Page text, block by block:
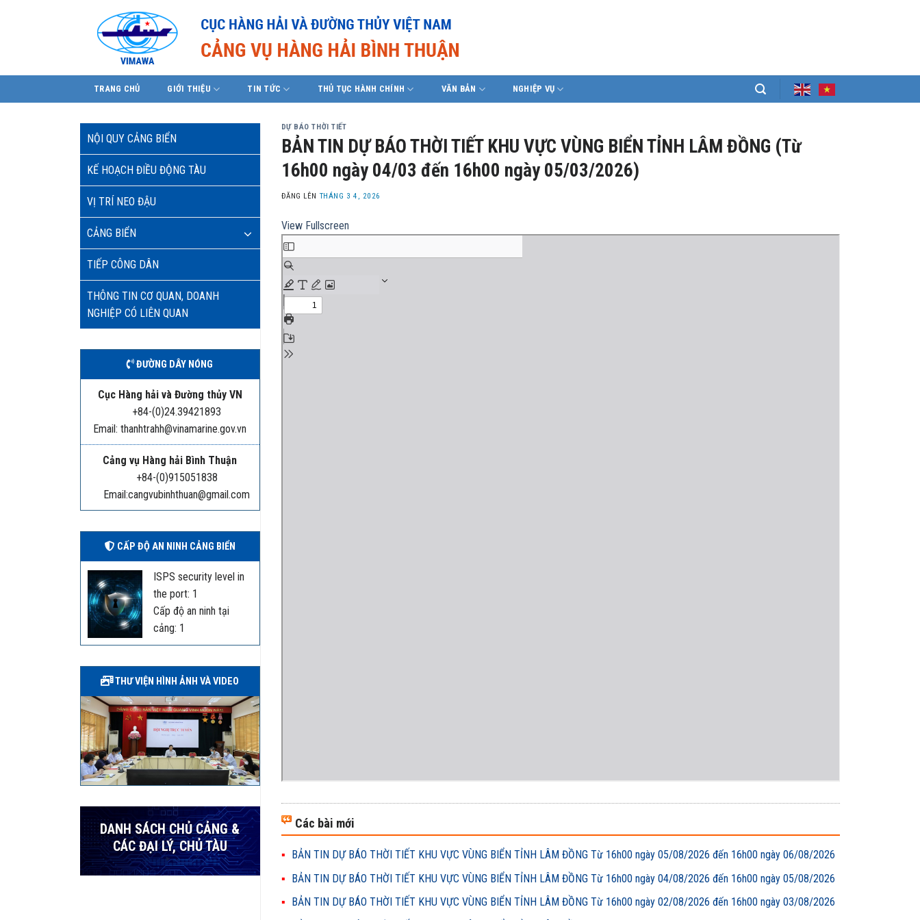
TRANG CHỦ GIỚI THIỆU TIN TỨC THỦ TỤC HÀNH CHÍNH VĂN BẢN NGHIỆP VỤ
NỘI QUY CẢNG BIỂN
KẾ HOẠCH ĐIỀU ĐỘNG TÀU
VỊ TRÍ NEO ĐẬU
CẢNG BIỂN
TIẾP CÔNG DÂN
THÔNG TIN CƠ QUAN, DOANH
NGHIỆP CÓ LIÊN QUAN
ĐƯỜNG DÂY NÓNG
Cục Hàng hải và Đường thủy VN
+84-(0)24.39421893
Email: thanhtrahh@vinamarine.gov.vn
Cảng vụ Hàng hải Bình Thuận
+84-(0)915051838
Email:cangvubinhthuan@gmail.com
CẤP ĐỘ AN NINH CẢNG BIỂN
ISPS security level in
the port: 1
Cấp độ an ninh tại
cảng: 1
THƯ VIỆN HÌNH ẢNH VÀ VIDEO
DANH SÁCH CHỦ CẢNG &
CÁC ĐẠI LÝ, CHỦ TÀU
DỰ BÁO THỜI TIẾT
BẢN TIN DỰ BÁO THỜI TIẾT KHU VỰC VÙNG BIỂN TỈNH LÂM ĐỒNG (Từ
16h00 ngày 04/03 đến 16h00 ngày 05/03/2026)
ĐĂNG LÊN THÁNG 3 4, 2026
View Fullscreen
Các bài mới
BẢN TIN DỰ BÁO THỜI TIẾT KHU VỰC VÙNG BIỂN TỈNH LÂM ĐỒNG Từ 16h00 ngày 05/08/2026 đến 16h00 ngày 06/08/2026
BẢN TIN DỰ BÁO THỜI TIẾT KHU VỰC VÙNG BIỂN TỈNH LÂM ĐỒNG Từ 16h00 ngày 04/08/2026 đến 16h00 ngày 05/08/2026
BẢN TIN DỰ BÁO THỜI TIẾT KHU VỰC VÙNG BIỂN TỈNH LÂM ĐỒNG Từ 16h00 ngày 02/08/2026 đến 16h00 ngày 03/08/2026